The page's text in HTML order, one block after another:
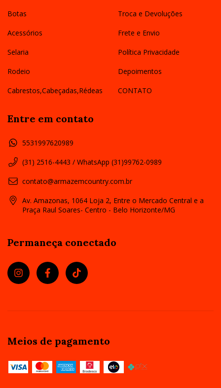
Botas
Acessórios
Selaria
Rodeio
Cabrestos,Cabeçadas,Rédeas
Troca e Devoluções
Frete e Envio
Política Privacidade
Depoimentos
CONTATO
Entre em contato
5531997620989
(31) 2516-4443 / WhatsApp (31)99762-0989
contato@armazemcountry.com.br
Av. Amazonas, 1064 Loja 2, Entre o Mercado Central e a
Praça Raul Soares- Centro - Belo Horizonte/MG
Permaneça conectado
Meios de pagamento